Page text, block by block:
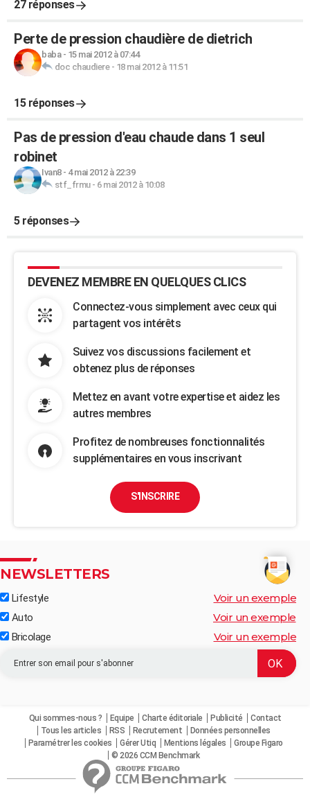
27 réponses
Perte de pression chaudière de dietrich
baba- 15 mai 2012 à 07:44
doc chaudiere- 18 mai 2012 à 11:51
15 réponses
Pas de pression d'eau chaude dans 1 seul
robinet
Ivan8- 4 mai 2012 à 22:39
stf_frmu- 6 mai 2012 à 10:08
5 réponses
DEVENEZ MEMBRE EN QUELQUES CLICS
Connectez-vous simplement avec ceux qui
partagent vos intérêts
Suivez vos discussions facilement et
obtenez plus de réponses
Mettez en avant votre expertise et aidez les
autres membres
Profitez de nombreuses fonctionnalités
supplémentaires en vous inscrivant
S'INSCRIRE
NEWSLETTERS
Lifestyle Voir un exemple
Auto Voir un exemple
Bricolage Voir un exemple
Qui sommes-nous ? Equipe Charte éditoriale Publicité
Contact
Tous les articles
RSS Recrutement
Données personnelles
Paramétrer les cookies
Gérer Utiq Mentions légales
Groupe Figaro
© 2026 CCM Benchmark